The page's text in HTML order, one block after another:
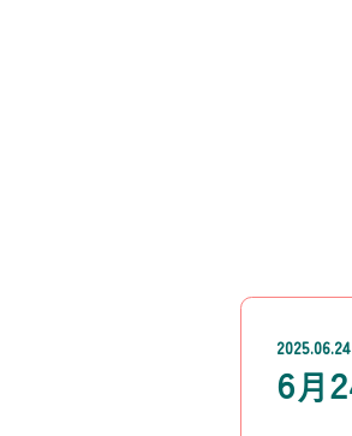
2025.06.24
6月